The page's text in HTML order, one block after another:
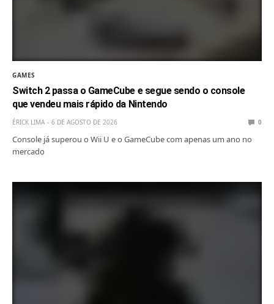
GAMES
Switch 2 passa o GameCube e segue sendo o console
que vendeu mais rápido da Nintendo
ÉRICK LIMA 6 DE AGOSTO DE 2026 0
Console já superou o Wii U e o GameCube com apenas um ano no
mercado